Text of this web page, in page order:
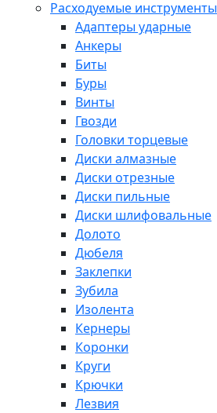
Расходуемые инструменты
Адаптеры ударные
Анкеры
Биты
Буры
Винты
Гвозди
Головки торцевые
Диски алмазные
Диски отрезные
Диски пильные
Диски шлифовальные
Долото
Дюбеля
Заклепки
Зубила
Изолента
Кернеры
Коронки
Круги
Крючки
Лезвия